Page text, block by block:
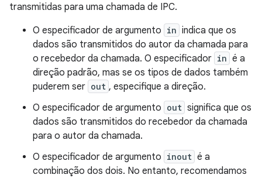
transmitidas para uma chamada de IPC.
O especificador de argumento in indica que os
dados são transmitidos do autor da chamada para
o recebedor da chamada. O especificador in é a
direção padrão, mas se os tipos de dados também
puderem ser out , especifique a direção.
O especificador de argumento out significa que os
dados são transmitidos do recebedor da chamada
para o autor da chamada.
O especificador de argumento inout é a
combinação dos dois. No entanto, recomendamos